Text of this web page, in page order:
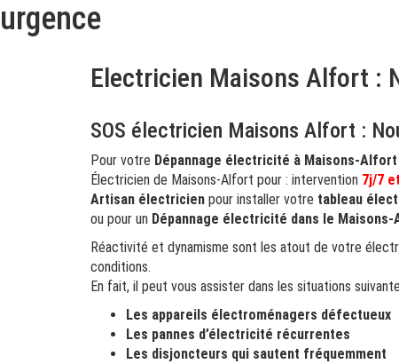
urgence
Electricien Maisons Alfort :
SOS électricien Maisons Alfort :
Pour votre Dépannage électricité à Maisons-Alfort
Électricien de Maisons-Alfort pour : intervention 7j/7
Artisan électricien pour installer votre tableau
ou pour un Dépannage électricité dans le
Réactivité et dynamisme sont les atout de votre
conditions.
En fait, il peut vous assister dans les situations
Les appareils électroménagers défectueux
Les pannes d’électricité récurrentes
Les disjoncteurs qui sautent fréquemment